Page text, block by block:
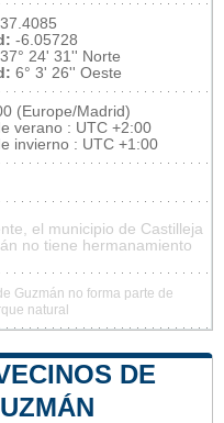
37.4085
-6.05728
37° 24' 31'' Norte
6° 3' 26'' Oeste
(Europe/Madrid)
verano : UTC +2:00
invierno : UTC +1:00
el municipio de Castilleja
no tiene hermanamiento
Guzmán no forma parte de
natural
DE